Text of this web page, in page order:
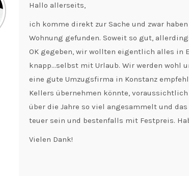
Hallo allerseits,
ich komme direkt zur Sache und zwar
Wohnung gefunden. Soweit so gut,
OK gegeben, wir wollten eigentlich alles in
knapp...selbst mit Urlaub. Wir werden wohl
eine gute Umzugsfirma in Konstanz
Kellers übernehmen könnte,
über die Jahre so viel angesammelt und
teuer sein und bestenfalls mit Festpreis.
Vielen Dank!